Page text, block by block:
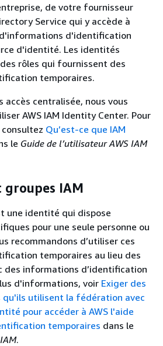
de votre fournisseur
Service qui y accède à
d'informations d'identification
d'identité. Les identités
rôles qui fournissent des
temporaires.
accès centralisée, nous vous
AWS IAM Identity Center. Pour
Qu’est-ce que IAM
le Guide de l’utilisateur AWS IAM
IAM
une identité qui dispose
pour une seule personne ou
recommandons d’utiliser ces
temporaires au lieu des
des informations d’identification
d'informations, voir Exiger des
qu'ils utilisent la fédération avec
pour accéder à AWS l'aide
temporaires dans le
.